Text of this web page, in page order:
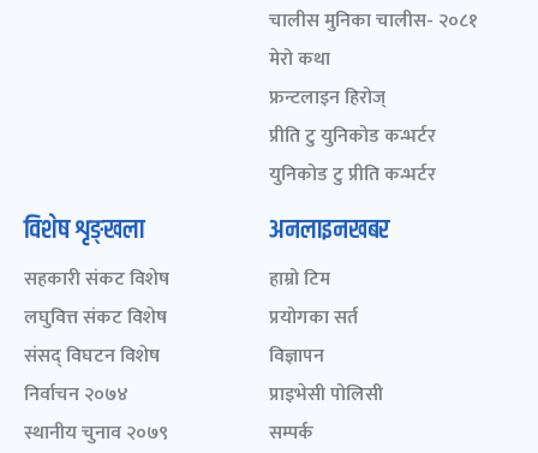
चालीस मुनिका चालीस- २०८१
मेरो कथा
फ्रन्टलाइन हिरोज्
प्रीति टु युनिकोड कन्भर्टर
युनिकोड टु प्रीति कन्भर्टर
विशेष शृङ्खला
सहकारी संकट विशेष
लघुवित्त संकट विशेष
संसद् विघटन विशेष
निर्वाचन २०७४
स्थानीय चुनाव २०७९
अनलाइनखबर
हाम्रो टिम
प्रयोगका सर्त
विज्ञापन
प्राइभेसी पोलिसी
सम्पर्क